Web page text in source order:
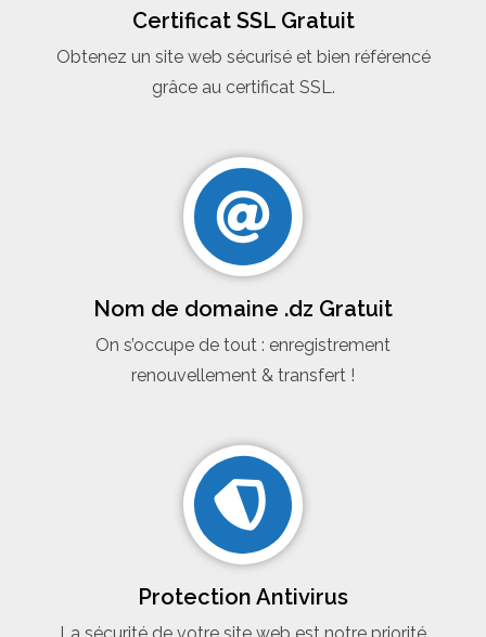
Certificat SSL Gratuit
Obtenez un site web sécurisé et bien référencé
grâce au certificat SSL.
Nom de domaine .dz Gratuit
On s’occupe de tout : enregistrement
renouvellement & transfert !
Protection Antivirus
La sécurité de votre site web est notre priorité